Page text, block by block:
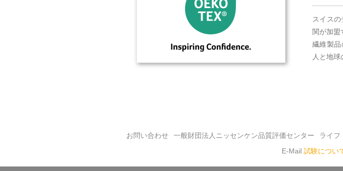
スイス
関が加盟
繊維製品
人と地
お問い合わせ 一般財団法人ニッセンケン品質評価センター ライフ
E-Mail 試験につい